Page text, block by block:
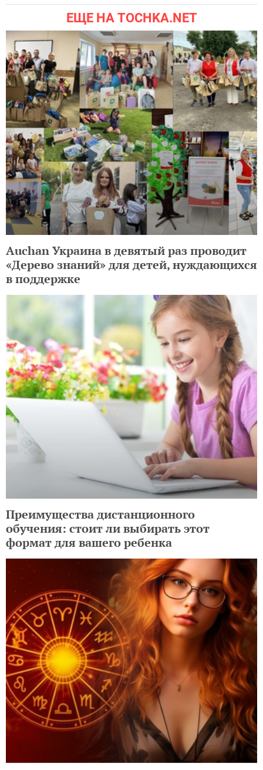
ЕЩЕ НА TOCHKA.NET
Auchan Украина в девятый раз проводит
«Дерево знаний» для детей, нуждающихся
в поддержке
Преимущества дистанционного
обучения: стоит ли выбирать этот
формат для вашего ребенка